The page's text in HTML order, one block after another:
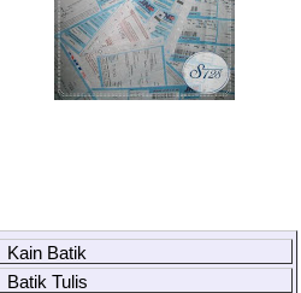
Kain Batik
Batik Tulis